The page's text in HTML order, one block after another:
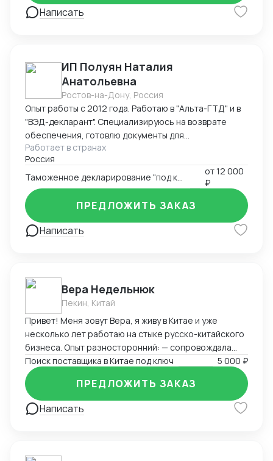
Написать
ИП Полуян Наталия
Анатольевна
Ростов-на-Дону, Россия
Опыт работы с 2012 года. Работаю в "Альта-ГТД" и в
"ВЭД-декларант". Специализируюсь на возврате
обеспечения, готовлю документы для
подтверждения таможенной стоимости с
вероятностью одобрения таможней 98%. Ищу
партнерство со специалистами по поиску товаров за
рубежом, перевозчиками - готов оформлять товары
вашим заказчикам на взаимовыгодных условиях.
Работает в странах
Россия
от12 000
₽
Написать
ПРЕДЛОЖИТЬ ЗАКАЗ
Вера Недельнюк
Пекин, Китай
Привет! Меня зовут Вера, я живу в Китае и уже
несколько лет работаю на стыке русско-китайского
бизнеса. Опыт разносторонний: — сопровождала
туристов и бизнес-группы, — работала байером
(поиск товаров, переговоры, логистика), — помогала
с закупками, документами и отправками, —
преподавала китайский и русский, — занималась
продажами на Wildberries, — вела китайский блог.
понимаю реалии обеих стран. Я организованная,
Поиск поставщика в Китае под ключ 5 000 ₽
Написать
ПРЕДЛОЖИТЬ ЗАКАЗ